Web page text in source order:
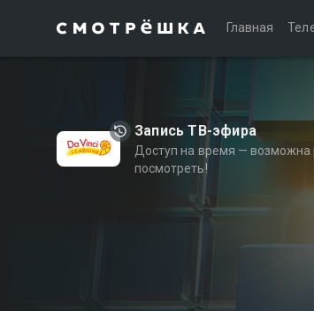
Главная
Запись ТВ-эфира
Доступ на время — возможна
посмотреть!